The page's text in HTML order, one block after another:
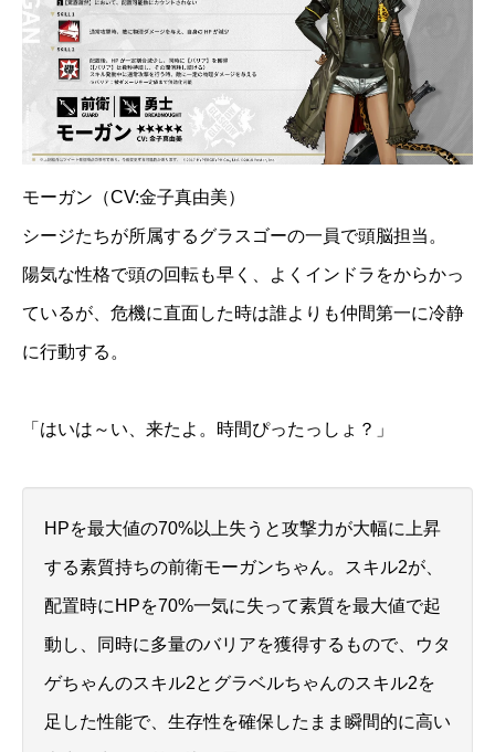
モーガン（CV:金子真由美）
シージたちが所属するグラスゴーの一員で頭脳担当。
陽気な性格で頭の回転も早く、よくインドラをからかっ
ているが、危機に直面した時は誰よりも仲間第一に冷静
に行動する。
「はいは～い、来たよ。時間ぴったっしょ？」
HPを最大値の70%以上失うと攻撃力が大幅に上昇
する素質持ちの前衛モーガンちゃん。スキル2が、
配置時にHPを70%一気に失って素質を最大値で起
動し、同時に多量のバリアを獲得するもので、ウタ
ゲちゃんのスキル2とグラベルちゃんのスキル2を
足した性能で、生存性を確保したまま瞬間的に高い